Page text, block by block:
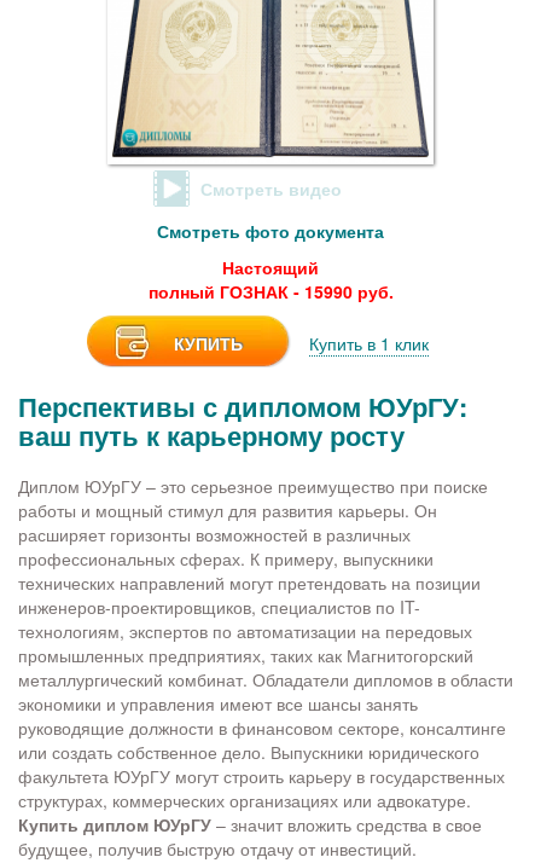
Смотреть видео
Смотреть фото документа
Настоящий
полный ГОЗНАК - 15990 руб.
КУПИТЬ Купить в 1 клик
Перспективы с дипломом ЮУрГУ:
ваш путь к карьерному росту
Диплом ЮУрГУ – это серьезное преимущество при поиске
работы и мощный стимул для развития карьеры. Он
расширяет горизонты возможностей в различных
профессиональных сферах. К примеру, выпускники
технических направлений могут претендовать на позиции
инженеров-проектировщиков, специалистов по IT-
технологиям, экспертов по автоматизации на передовых
промышленных предприятиях, таких как Магнитогорский
металлургический комбинат. Обладатели дипломов в области
экономики и управления имеют все шансы занять
руководящие должности в финансовом секторе, консалтинге
или создать собственное дело. Выпускники юридического
факультета ЮУрГУ могут строить карьеру в государственных
структурах, коммерческих организациях или адвокатуре.
Купить диплом ЮУрГУ – значит вложить средства в свое
будущее, получив быструю отдачу от инвестиций.